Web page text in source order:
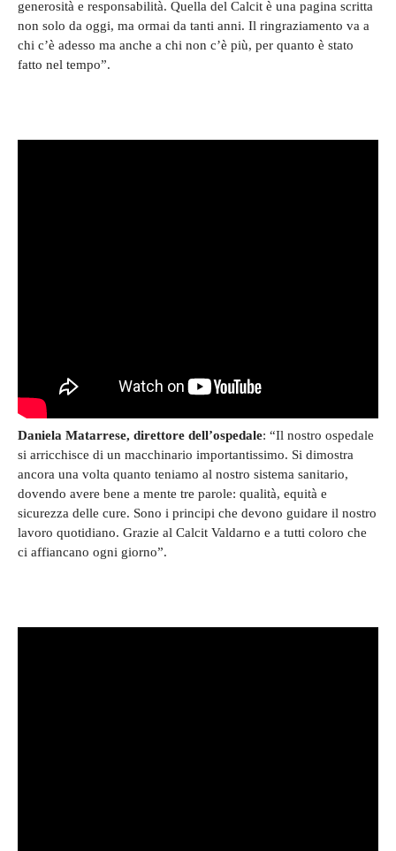
generosità e responsabilità. Quella del Calcit è una pagina scritta
non solo da oggi, ma ormai da tanti anni. Il ringraziamento va a
chi c’è adesso ma anche a chi non c’è più, per quanto è stato
fatto nel tempo”.
Daniela Matarrese, direttore dell’ospedale: “Il nostro ospedale
si arricchisce di un macchinario importantissimo. Si dimostra
ancora una volta quanto teniamo al nostro sistema sanitario,
dovendo avere bene a mente tre parole: qualità, equità e
sicurezza delle cure. Sono i principi che devono guidare il nostro
lavoro quotidiano. Grazie al Calcit Valdarno e a tutti coloro che
ci affiancano ogni giorno”.